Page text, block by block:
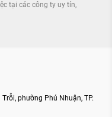
tại các công ty uy tín
phường Phú Nhuận, TP.